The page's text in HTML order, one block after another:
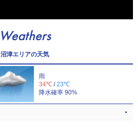
Weathers
沼津エリアの天気
雨
34℃ /23℃
降水確率 90%